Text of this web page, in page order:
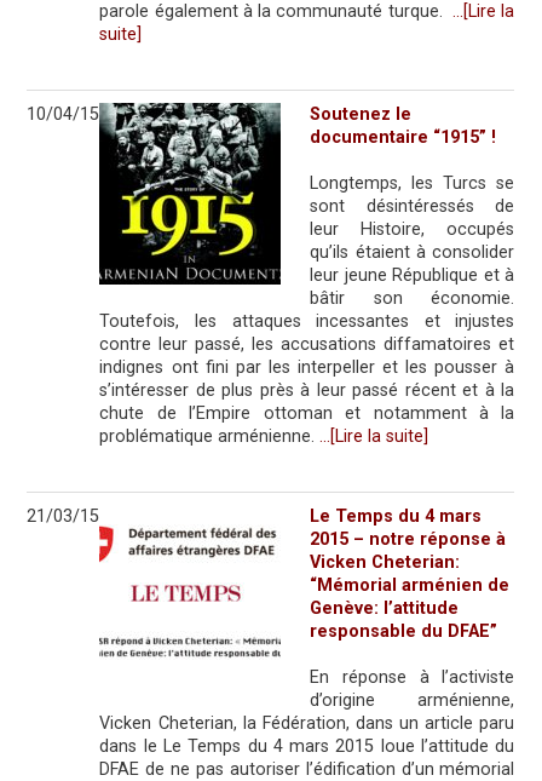
parole également à la communauté turque. …[Lire la
suite]
10/04/15
Soutenez le
documentaire “1915” !
Longtemps, les Turcs se
sont désintéressés de
leur Histoire, occupés
qu’ils étaient à consolider
leur jeune République et à
bâtir son économie.
Toutefois, les attaques incessantes et injustes
contre leur passé, les accusations diffamatoires et
indignes ont fini par les interpeller et les pousser à
s’intéresser de plus près à leur passé récent et à la
chute de l’Empire ottoman et notamment à la
problématique arménienne. …[Lire la suite]
21/03/15
Le Temps du 4 mars
2015 – notre réponse à
Vicken Cheterian:
“Mémorial arménien de
Genève: l’attitude
responsable du DFAE”
En réponse à l’activiste
d’origine arménienne,
Vicken Cheterian, la Fédération, dans un article paru
dans le Le Temps du 4 mars 2015 loue l’attitude du
DFAE de ne pas autoriser l’édification d’un mémorial